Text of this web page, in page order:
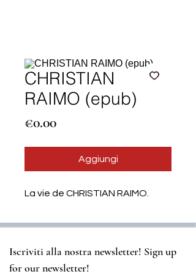
CHRISTIAN
RAIMO (epub)
€0.00Price
Aggiungi
La vie de CHRISTIAN RAIMO.
Iscriviti alla nostra newsletter! Sign up
for our newsletter!